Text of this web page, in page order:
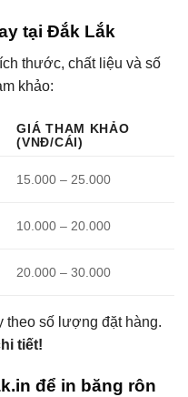
tại Đắk Lắk
thước, chất liệu và số
khảo:
GIÁ THAM KHẢO
(VNĐ/CÁI)
15.000 – 25.000
10.000 – 20.000
20.000 – 30.000
theo số lượng đặt hàng.
tiết!
để in băng rôn